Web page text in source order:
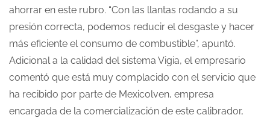
ahorrar en este rubro. “Con las llantas rodando a su
presión correcta, podemos reducir el desgaste y hacer
más eficiente el consumo de combustible”, apuntó.
Adicional a la calidad del sistema Vigia, el empresario
comentó que está muy complacido con el servicio que
ha recibido por parte de Mexicolven, empresa
encargada de la comercialización de este calibrador,